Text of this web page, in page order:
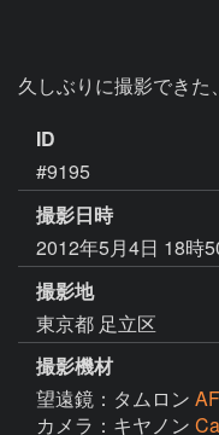
久しぶりに撮影できた
ID
#9195
撮影日時
2012年5月4日 18時
撮影地
東京都 足立区
撮影機材
望遠鏡：タムロン
カメラ：キヤノン